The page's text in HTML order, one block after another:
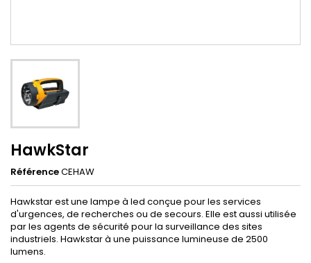
HawkStar
RéférenceCEHAW
Hawkstar est une lampe à led conçue pour les services
d'urgences, de recherches ou de secours. Elle est aussi utilisée
par les agents de sécurité pour la surveillance des sites
industriels. Hawkstar à une puissance lumineuse de 2500
lumens.